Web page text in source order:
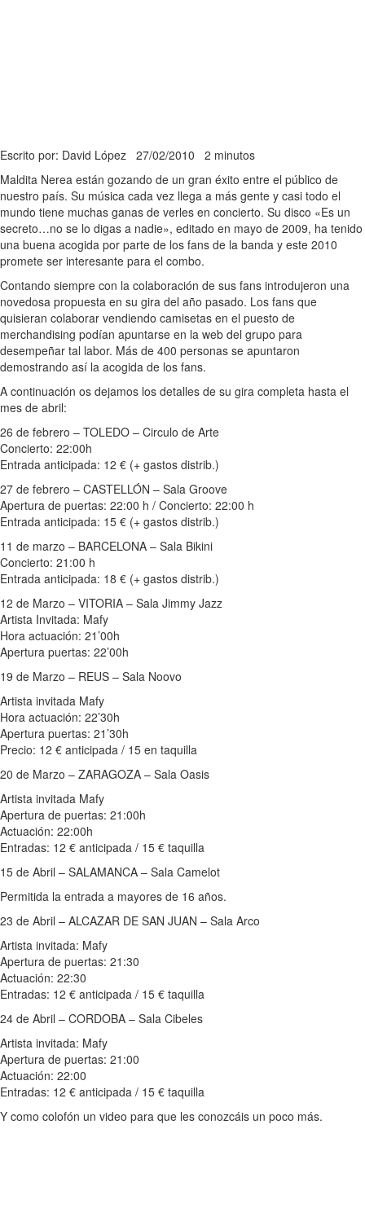
Escrito por: David López 27/02/2010 2 minutos
Maldita Nerea están gozando de un gran éxito entre el público de
nuestro país. Su música cada vez llega a más gente y casi todo el
mundo tiene muchas ganas de verles en concierto. Su disco «Es un
secreto…no se lo digas a nadie», editado en mayo de 2009, ha tenido
una buena acogida por parte de los fans de la banda y este 2010
promete ser interesante para el combo.
Contando siempre con la colaboración de sus fans introdujeron una
novedosa propuesta en su gira del año pasado. Los fans que
quisieran colaborar vendiendo camisetas en el puesto de
merchandising podían apuntarse en la web del grupo para
desempeñar tal labor. Más de 400 personas se apuntaron
demostrando así la acogida de los fans.
A continuación os dejamos los detalles de su gira completa hasta el
mes de abril:
26 de febrero – TOLEDO – Circulo de Arte
Concierto: 22:00h
Entrada anticipada: 12 € (+ gastos distrib.)
27 de febrero – CASTELLÓN – Sala Groove
Apertura de puertas: 22:00 h / Concierto: 22:00 h
Entrada anticipada: 15 € (+ gastos distrib.)
11 de marzo – BARCELONA – Sala Bikini
Concierto: 21:00 h
Entrada anticipada: 18 € (+ gastos distrib.)
12 de Marzo – VITORIA – Sala Jimmy Jazz
Artista Invitada: Mafy
Hora actuación: 21’00h
Apertura puertas: 22’00h
19 de Marzo – REUS – Sala Noovo
Artista invitada Mafy
Hora actuación: 22’30h
Apertura puertas: 21’30h
Precio: 12 € anticipada / 15 en taquilla
20 de Marzo – ZARAGOZA – Sala Oasis
Artista invitada Mafy
Apertura de puertas: 21:00h
Actuación: 22:00h
Entradas: 12 € anticipada / 15 € taquilla
15 de Abril – SALAMANCA – Sala Camelot
Permitida la entrada a mayores de 16 años.
23 de Abril – ALCAZAR DE SAN JUAN – Sala Arco
Artista invitada: Mafy
Apertura de puertas: 21:30
Actuación: 22:30
Entradas: 12 € anticipada / 15 € taquilla
24 de Abril – CORDOBA – Sala Cibeles
Artista invitada: Mafy
Apertura de puertas: 21:00
Actuación: 22:00
Entradas: 12 € anticipada / 15 € taquilla
Y como colofón un video para que les conozcáis un poco más.